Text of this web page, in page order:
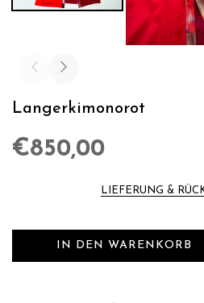
Langerkimonorot
€850,00
LIEFERUNG &
IN DEN WARENKORB